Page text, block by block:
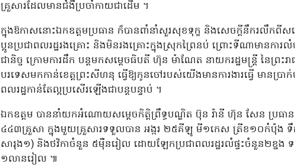
គ្រួសារដែលមានជំងឺប្រចាំកាយជាដើម ។
ក្នុងឱកាសនោះឯកឧត្តមប្រធាន ក៏បានពាំនាំសួរសុខទុក្ខ និងសេចក្តីនឹករលឹកពីស
ប្អូនប្រជាពលរដ្ឋរងគ្រោះ និងមិនរងគ្រោះក្នុងស្រុកព្រៃនប់ ព្រោះទីណាមានក
ជានិច្ច ក្រោមការដឹក បន្តមកសម្តេចធិបតី ហ៊ុន ម៉ាណែត នាយករដ្ឋមន្ត្រី នៃព្រះ
បរទេសមកកាន់ខេត្តព្រះសីហនុ ធ្វើឱ្យកូនចៅរបស់យើងមានការងារធ្វើ មានប្
ពលរដ្ឋកាន់តែល្អប្រសើរឡើងជាបន្តបន្ទាប់ ។
ឯកឧត្តម បាននាំយកអំណោយសម្តេចកិត្តិព្រឹទ្ធបណ្ឌិត ប៊ុន រ៉ានី ហ៊ុន សែន ប្រធាន
៤៤៣គ្រួសា ក្នុងមួយគ្រួសារទទួលបាន អង្ករ ២៥គីឡូ មី១កេស ត្រីខ១០កំប៉ុង
សារុង១) និងថវិកាចំនួន ៥ម៉ឺនរៀល ដោយឡែកប្រជាពលរដ្ឋរលំផ្ទះចំនួន២ខ្នង
១លានរៀល ៕